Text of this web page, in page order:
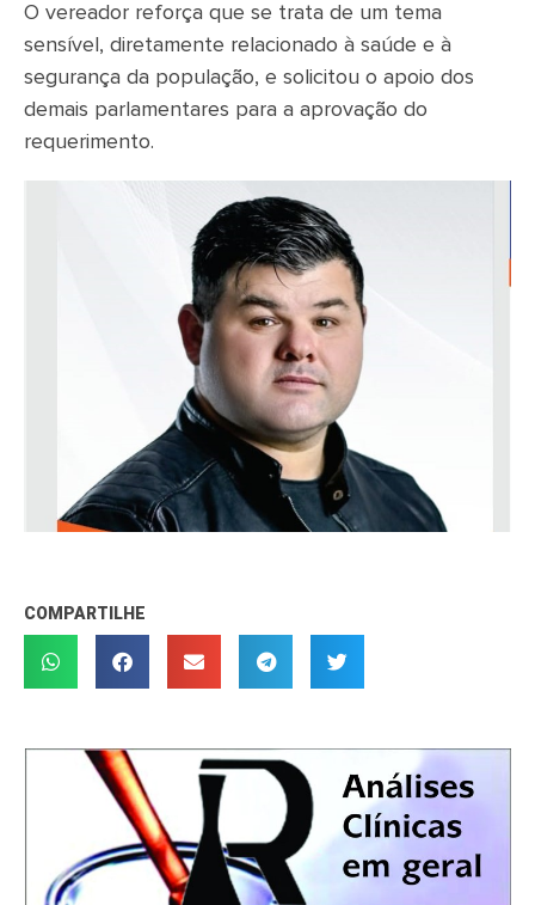
O vereador reforça que se trata de um tema
sensível, diretamente relacionado à saúde e à
segurança da população, e solicitou o apoio dos
demais parlamentares para a aprovação do
requerimento.
COMPARTILHE